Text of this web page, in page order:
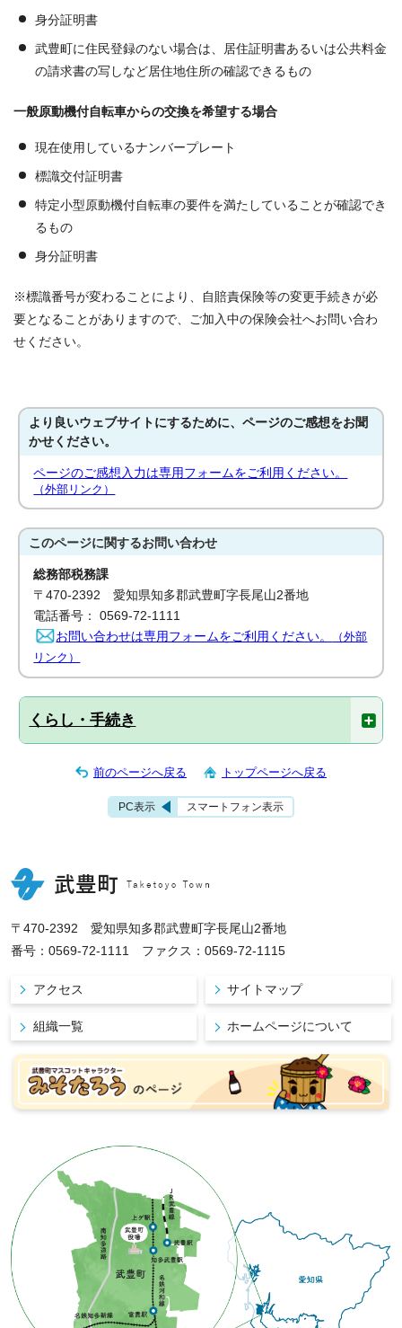
身分証明書
武豊町に住民登録のない場合は、居住証明書あるいは公共料金
の請求書の写しなど居住地住所の確認できるもの
一般原動機付自転車からの交換を希望する場合
現在使用しているナンバープレート
標識交付証明書
特定小型原動機付自転車の要件を満たしていることが確認でき
るもの
身分証明書
※標識番号が変わることにより、自賠責保険等の変更手続きが必
要となることがありますので、ご加入中の保険会社へお問い合わ
せください。
より良いウェブサイトにするために、ページのご感想をお聞
かせください。
ページのご感想入力は専用フォームをご利用ください。
（外部リンク）
このページに関するお問い合わせ
総務部税務課
〒470-2392 愛知県知多郡武豊町字長尾山2番地
電話番号： 0569-72-1111
お問い合わせは専用フォームをご利用ください。
（外部
リンク）
くらし・手続き
前のページへ戻る トップページへ戻る
PC表示 スマートフォン表示
〒470-2392 愛知県知多郡武豊町字長尾山2番地
番号：0569-72-1111 ファクス：0569-72-1115
アクセス サイトマップ
組織一覧 ホームページについて